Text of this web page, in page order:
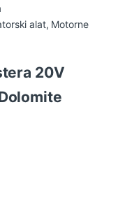
alat, Motorne
20V